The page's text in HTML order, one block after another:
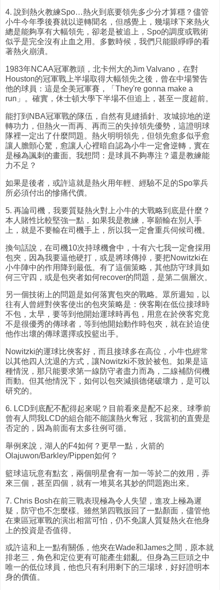
4. 說到熱火教練Spo…熱火到底要領先多少分才算穩？儘管
小牛今年季後賽就以逆轉聞名，但感覺上，幾場球下來熱火
總是能夠享有大幅領先，卻老是被追上，Spo的調度或戰術
似乎是完全沒有止血之用。多數時候，我們只能眼睜睜的看
著熱火崩潰。
1983年NCAA冠軍教頭，北卡州大的Jim Valvano，在對
Houston的冠軍戰上半場取得大幅領先之後，曾在中場警告
他的球員：這是全美冠軍賽，「They're gonna make a
run」。確實，休士頓大學下半場不但追上，甚至一度超前。
能打到NBA冠軍戰的隊伍，自然有見縫插針、攻城掠地的逆
轉功力，但熱火一而再、再而三的失掉領先優勢，這證明球
隊裡一定出了什麼問題。熱火明明領先，但領先愈多似乎愈
讓人膽顫心驚，愈讓人心裡暗自認為小牛一定會逆轉，實在
是極為諷刺的畫面。我想問：是球員不夠專注？還是教練能
力不足？
如果是後者，或許這就是熱火用年輕、經驗不足的Spo掌兵
所必須付出的慘痛代價。
5. 再論司機，我要質疑熱火對上小牛的大戰略到底是什麼？
本人賭性比較堅強一點，如果我是教練，寧願輸在別人手
上，就是不要輸在司機手上，所以我一定會重兵伺候司機。
換句話說，在司機10次持球機會中，十有六七我一定會採用
包夾，因為我要逼他硬打，或是將球傳掉，要把Nowitzki在
小牛陣中的作用降到最低。有了這個策略，其他防守球員如
何三守四，或是包夾者如何recover的問題，是第二個層次。
另一個技術上的問題是如何落實包夾的戰略。眾所週知，以
往有人曾經對俠客使出的包夾策略是：俠客剛在低位接球時
不包，太早，要等到他開始運球時再包，用意在於俠客究竟
不是很優秀的傳球者，等到他開始動作時包夾，就在於迫使
他作出壞的傳球選擇或投籃出手。
Nowitzki的運球比俠客好，而且接球多在高位，小牛也經常
以其他四人沈退的方式，讓Nowitzki不致於被包。如果是這
種情況，那只能要求第一線防守者盡力而為，二線補防伺機
而動。但其他情況下，如何以包夾減損德佬破壞力，是可以
研究的。
6. LCD到底配不配得起來呢？目前看來是配不起來。球季前
曾有人問我LCD的組合能不能讓熱火奪冠，我當初的直覺是
否定的，因為前面有太多往例可循。
舉例來說，湖人的F4如何？更早一點，火箭的
Olajuwon/Barkley/Pippen如何？
籃球這玩意有點玄，兩個明星會有一加一等於二的效用，弄
來三個，甚至四個，就有一堆莫名其妙的問題跑出來。
7. Chris Bosh在前三戰表現極為令人失望，進攻上極為遲
疑，防守也不怎麼樣。雖然第四戰扳回了一點顏面，儘管他
在東區冠軍戰的演出相當可怕，仍不免讓人質疑熱火在他身
上的投資是否值得。
或許這和上一點有關係，他夾在Wade和James之間，原本就
排老三，角色和定位更有可能產生錯亂。但身為三巨頭之中
唯一的低位球員，他也只有利用剩下的三場球，好好證明本
身的價值。